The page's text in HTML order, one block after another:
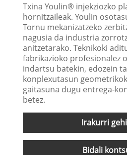
Txina Youlin® injekziozko
hornitzaileak. Youlin
Tornu mekanizatzeko
nagusia da industria
anitzetarako. Teknikoki
fabrikazioko profesionalez
indartsu batekin, edozein
konplexutasun
gaitasuna dugu entrega-
betez.
Irakurri
Bidali